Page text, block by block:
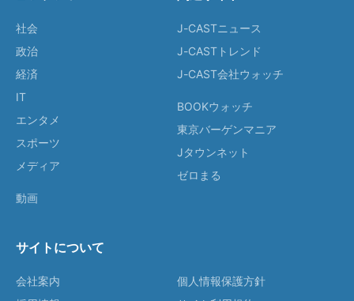
社会
政治
経済
IT
エンタメ
スポーツ
メディア
動画
J-CASTニュース
J-CASTトレンド
J-CAST会社ウォッチ
BOOKウォッチ
東京バーゲンマニア
Jタウンネット
ゼロまる
サイトについて
会社案内
個人情報保護方針